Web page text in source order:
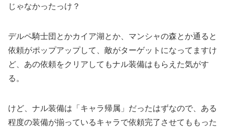
じゃなかったっけ？
デルペ騎士団とかカイア湖とか、マンシャの森とか通ると
依頼がポップアップして、敵がターゲットになってますけ
ど、あの依頼をクリアしてもナル装備はもらえた気がす
る。
けど、ナル装備は「キャラ帰属」だったはずなので、ある
程度の装備が揃っているキャラで依頼完了させてももった